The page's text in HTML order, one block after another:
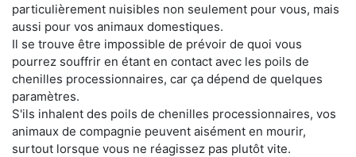
particulièrement nuisibles non seulement pour vous, mais
aussi pour vos animaux domestiques.
Il se trouve être impossible de prévoir de quoi vous
pourrez souffrir en étant en contact avec les poils de
chenilles processionnaires, car ça dépend de quelques
paramètres.
S'ils inhalent des poils de chenilles processionnaires, vos
animaux de compagnie peuvent aisément en mourir,
surtout lorsque vous ne réagissez pas plutôt vite.